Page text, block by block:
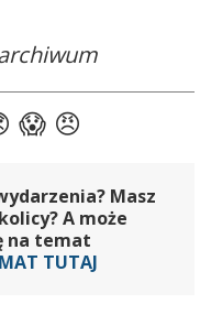
archiwum
Masz
A może
na temat
TUTAJ